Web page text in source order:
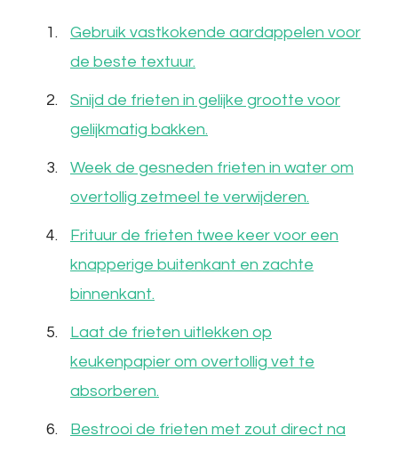
Gebruik vastkokende aardappelen voor
de beste textuur.
Snijd de frieten in gelijke grootte voor
gelijkmatig bakken.
Week de gesneden frieten in water om
overtollig zetmeel te verwijderen.
Frituur de frieten twee keer voor een
knapperige buitenkant en zachte
binnenkant.
Laat de frieten uitlekken op
keukenpapier om overtollig vet te
absorberen.
Bestrooi de frieten met zout direct na